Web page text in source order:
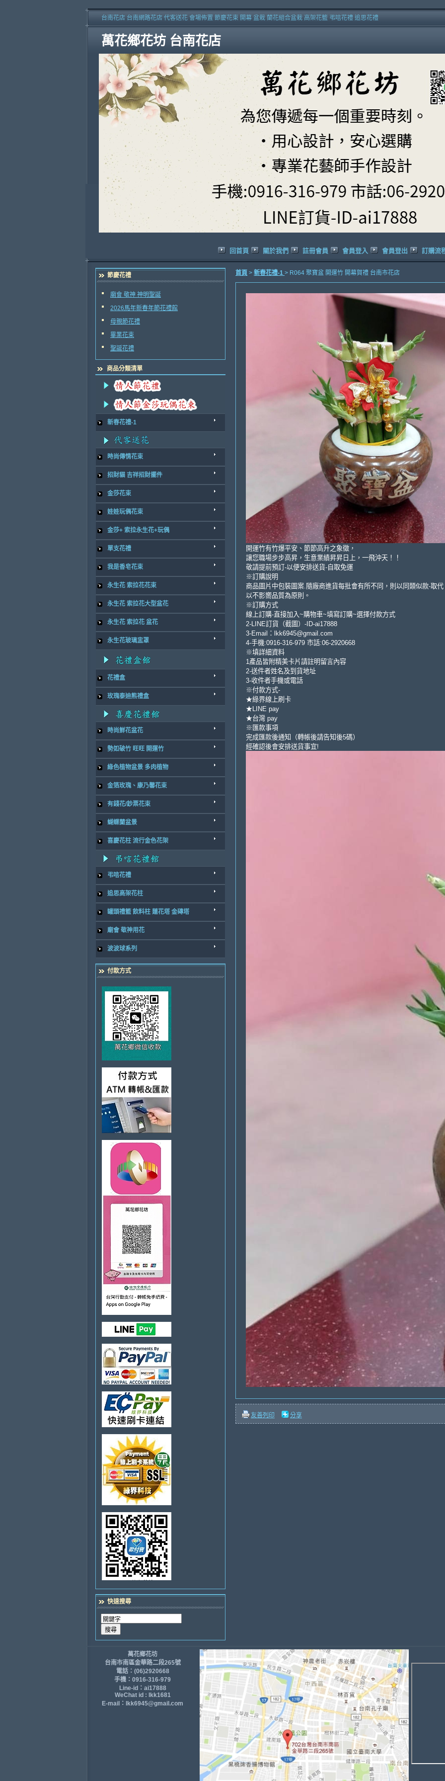
萬花鄉花坊 台南花店
台南花店 台南網路花店 代客送花 會場佈置 節慶花束 開幕 盆栽 蘭花組合盆栽 高架花籃 弔唁花禮 追思花禮
回首頁 關於我們 註冊會員 會員登入 會員登出 訂購流
節慶花禮
廟會 敬神 神明聖誕
2026馬年新春年節花禮館
母親節花禮
畢業花束
聖誕花禮
商品分類清單
新春花禮-1
時尚傳情花束
招財貓 吉祥招財擺件
金莎花束
娃娃玩偶花束
金莎+ 索拉永生花+玩偶
單支花禮
我是香皂花束
永生花 索拉花花束
永生花 索拉花大型盆花
永生花 索拉花 盆花
永生花玻璃盅罩
花禮盒
玫瑰泰迪熊禮盒
時尚鮮花盆花
勢如破竹 旺旺 開運竹
綠色植物盆景 多肉植物
金箔玫瑰、康乃馨花束
有錢花/鈔票花束
蝴蝶蘭盆景
喜慶花柱 流行金色花架
弔唁花禮
追思高架花柱
罐頭禮籃 飲料柱 蓮花塔 金磚塔
廟會 敬神用花
波波球系列
付款方式
快速搜尋
首頁 > 新春花禮-1 > R064 聚寶盆 開運竹 開幕賀禮 台南市花店
開運竹有竹爆平安、節節高升之象徵，
讓您職場步步高昇，生意業績昇昇日上，一飛沖天！！
敬請提前預訂-以便安排送貨-自取免運
※訂購說明
商品圖片中包裝圖案.隨廠商進貨每批會有所不同，則以同類似款-取代
以不影嚮品質為原則。
※訂購方式
線上訂購-直接加入~購物車~填寫訂購~選擇付款方式
2-LINE訂貨（截圖）-ID-ai17888
3-Email：lkk6945@gmail.com
4-手機:0916-316-979 市話:06-2920668
※填詳細資料
1產品皆附精美卡片請註明留言內容
2-送件者姓名及到貨地址
3-收件者手機或電話
※付款方式-
★綠界線上刷卡
★LINE pay
★台灣 pay
※匯款事項
完成匯款後通知（轉帳後請告知後5碼）
經確認後會安排送貨事宜!
友善列印 分享
萬花鄉花坊
台南市南區金華路二段265號
電話：(06)2920668
手機：0916-316-979
Line-id：ai17888
WeChat id : lkk1681
E-mail：lkk6945@gmail.com